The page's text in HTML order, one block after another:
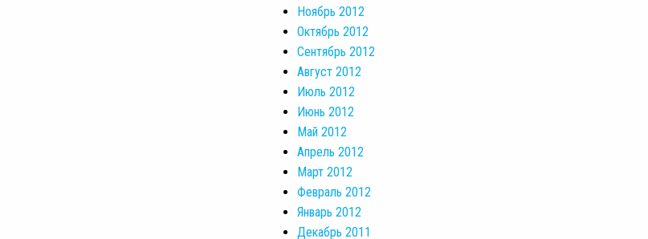
Ноябрь 2012
Октябрь 2012
Сентябрь 2012
Август 2012
Июль 2012
Июнь 2012
Май 2012
Апрель 2012
Март 2012
Февраль 2012
Январь 2012
Декабрь 2011